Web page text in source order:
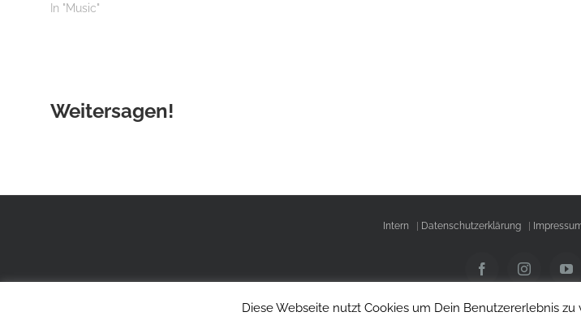
In "Music"
Weitersagen!
Intern | Datenschutzerklärung |
FacebookInstagram
Diese Webseite nutzt Cookies um Dein Benutzererlebnis zu